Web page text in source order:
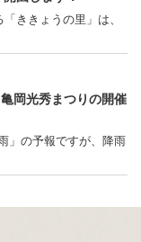
きょうの里」は、
岡光秀まつりの開催
」の予報ですが、降雨